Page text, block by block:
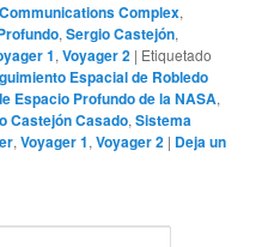
Complex,
,Sergio Castejón,
1,Voyager 2 | Etiquetado
Espacial de Robledo
Espacio Profundo de la NASA,
Castejón Casado,Sistema
,Voyager 1,Voyager 2 | Deja un